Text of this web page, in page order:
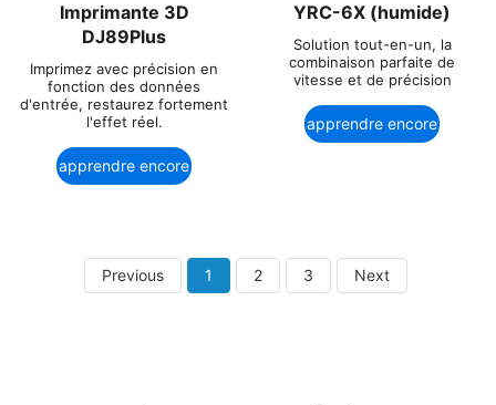
Imprimante 3D
DJ89Plus
Imprimez avec précision en
fonction des données
d'entrée, restaurez fortement
l'effet réel.
apprendre encore
YRC-6X (humide)
Solution tout-en-un, la
combinaison parfaite de
vitesse et de précision
apprendre encore
Previous 1 2 3 Next